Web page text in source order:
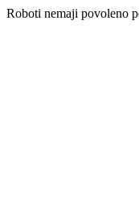
Roboti nemaji povoleno